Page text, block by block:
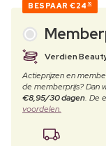
BESPAAR €24 10
Verdien
Actieprijzen en
de memberprijs? Dan
€8,95/30 dagen. De
voordelen.